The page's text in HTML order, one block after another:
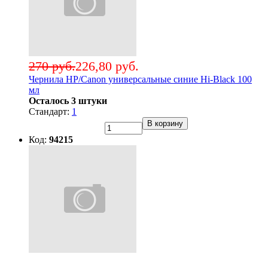
226,80 руб.
270 руб.
Чернила HP/Canon универсальные синие Hi-Black 100
мл
Осталось 3 штуки
Стандарт: 1
В корзину
Код: 94215